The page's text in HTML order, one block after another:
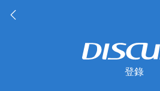
登錄